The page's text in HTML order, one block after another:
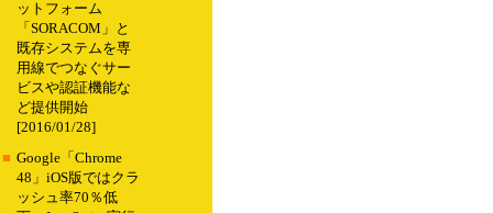
ットフォーム
「SORACOM」と
既存システムを専
用線でつなぐサー
ビスや認証機能な
ど提供開始
[2016/01/28]
■ Google「Chrome
48」iOS版ではクラ
ッシュ率70％低